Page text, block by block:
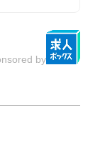
by